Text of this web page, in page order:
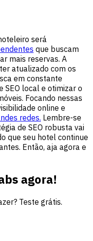
será
que buscam
mais reservas. A
atualizado com os
em constante
SEO local e otimizar o
Focando nessas
online e
redes. Lembre-se
de SEO robusta vai
que seu hotel continue
Então, aja agora e
agora!
Teste grátis.